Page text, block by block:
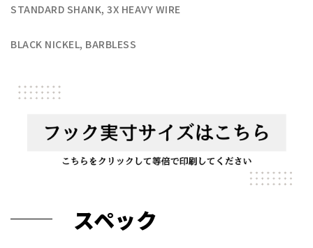
STANDARD SHANK, 3X HEAVY WIRE
BLACK NICKEL, BARBLESS
スペック